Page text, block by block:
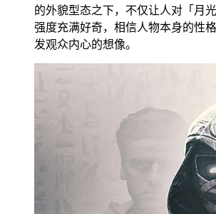
的外貌型态之下，不仅让人对「月
强度充满好奇，相信人物本身的性
发观众内心的想像。